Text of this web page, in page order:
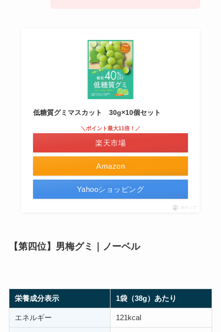
低糖質グミマスカット 30g×10個セット
Amazon
＼ポイント最大11倍！／
楽天市場
Yahooショッピング
ポチップ
【第四位】男梅グミ｜ノーベル
栄養成分表示 1袋（38g）あたり
エネルギー 121kcal